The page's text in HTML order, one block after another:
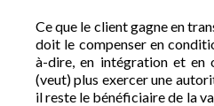
Ce que le client gagne en
doit le compenser en
à-dire, en intégration et en
(veut) plus exercer une
il reste le bénéficiaire de la